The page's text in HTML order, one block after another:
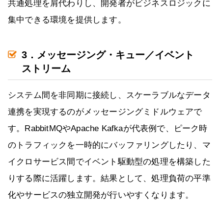
共通処理を肩代わりし、開発者がビジネスロジックに
集中できる環境を提供します。
3．メッセージング・キュー／イベント
ストリーム
システム間を非同期に接続し、スケーラブルなデータ
連携を実現するのがメッセージングミドルウェアで
す。RabbitMQやApache Kafkaが代表例で、ピーク時
のトラフィックを一時的にバッファリングしたり、マ
イクロサービス間でイベント駆動型の処理を構築した
りする際に活躍します。結果として、処理負荷の平準
化やサービスの独立開発が行いやすくなります。